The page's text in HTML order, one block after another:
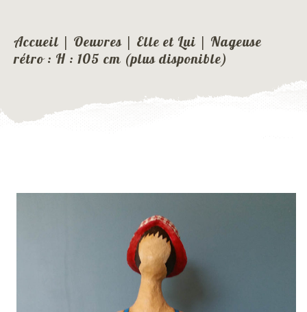
Accueil | Oeuvres | Elle et Lui | Nageuse
rétro : H : 105 cm (plus disponible)